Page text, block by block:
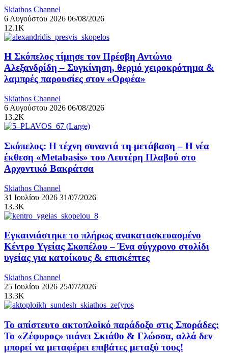
Skiathos Channel
6 Αυγούστου 2026 06/08/2026
12.1K
Η Σκόπελος τίμησε τον Πρέσβη Αντώνιο
Αλεξανδρίδη – Συγκίνηση, θερμό χειροκρότημα &
λαμπρές παρουσίες στον «Ορφέα»
Skiathos Channel
6 Αυγούστου 2026 06/08/2026
13.2K
Σκόπελος: Η τέχνη συναντά τη μετάβαση – Η νέα
έκθεση «Metabasis» του Λευτέρη Πλαβού στο
Αρχοντικό Βακράτσα
Skiathos Channel
31 Ιουλίου 2026 31/07/2026
13.3K
Εγκαινιάστηκε το πλήρως ανακατασκευασμένο
Κέντρο Υγείας Σκοπέλου – Ένα σύγχρονο στολίδι
υγείας για κατοίκους & επισκέπτες
Skiathos Channel
25 Ιουλίου 2026 25/07/2026
13.3K
Το απίστευτο ακτοπλοϊκό παράδοξο στις Σποράδες:
Το «Ζέφυρος» πιάνει Σκιάθο & Γλώσσα, αλλά δεν
μπορεί να μεταφέρει επιβάτες μεταξύ τους!